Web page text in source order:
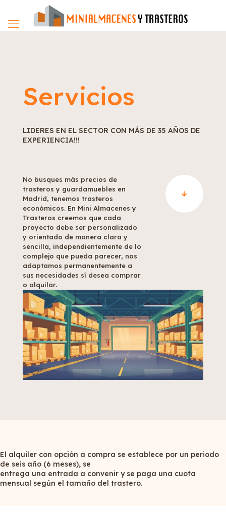
Servicios
LIDERES EN EL SECTOR CON MÁS DE 35 AÑOS DE
EXPERIENCIA!!!
No busques más precios de
trasteros y guardamuebles en
Madrid, tenemos trasteros
económicos. En Mini Almacenes y
Trasteros creemos que cada
proyecto debe ser personalizado
y orientado de manera clara y
sencilla, independientemente de lo
complejo que pueda parecer, nos
adaptamos permanentemente a
sus necesidades sí desea comprar
o alquilar.
El alquiler con opción a compra se establece por un periodo
de seis año (6 meses), se
entrega una entrada a convenir y se paga una cuota
mensual según el tamaño del trastero.